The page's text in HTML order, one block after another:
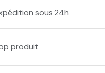
sous 24h
produit